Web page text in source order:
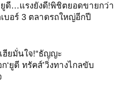
ดี…แรงยังดี!พิชิตยอดขายกว่า
บอร์ 3 ตลาดรถใหญ่อีกปี
ยมั่นใจ!“ธัญญะ
ก‘ยูดี ทรัคส์’วิ่งทางไกลขับ